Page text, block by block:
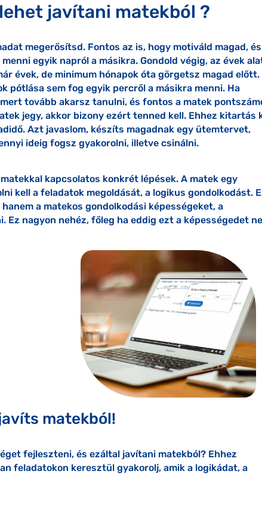
javítani matekból ?
megerősítsd. Fontos az is, hogy motiváld magad,
egyik napról a másikra. Gondold végig, az évek
évek, de minimum hónapok óta görgetsz magad előtt.
pótlása sem fog egyik percről a másikra menni. Ha
tovább akarsz tanulni, és fontos a matek
jegy, akkor bizony ezért tenned kell. Ehhez kitartás
Azt javaslom, készíts magadnak egy ütemtervet,
ideig fogsz gyakorolni, illetve csinálni.
kapcsolatos konkrét lépések. A matek egy
kell a feladatok megoldását, a logikus gondolkodást.
a matekos gondolkodási képességeket, a
nagyon nehéz, főleg ha eddig ezt a képességedet
matekból!
fejleszteni, és ezáltal javítani matekból? Ehhez
feladatokon keresztül gyakorolj, amik a logikádat, a